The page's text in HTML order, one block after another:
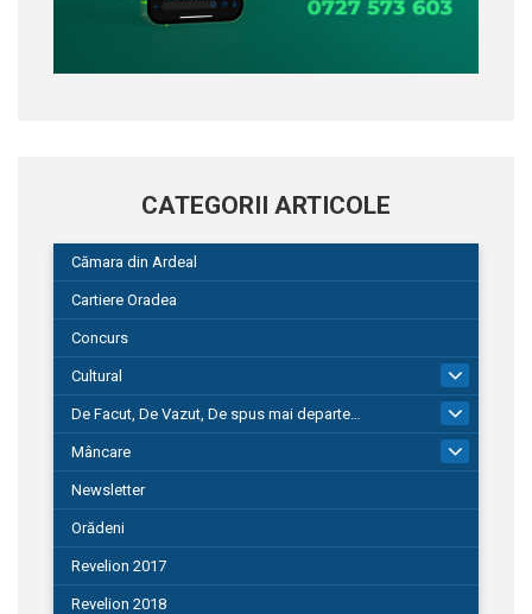
CATEGORII ARTICOLE
Cămara din Ardeal
Cartiere Oradea
Concurs
Cultural
De Facut, De Vazut, De spus mai departe…
580
Mâncare
Newsletter
Orădeni
Revelion 2017
Revelion 2018